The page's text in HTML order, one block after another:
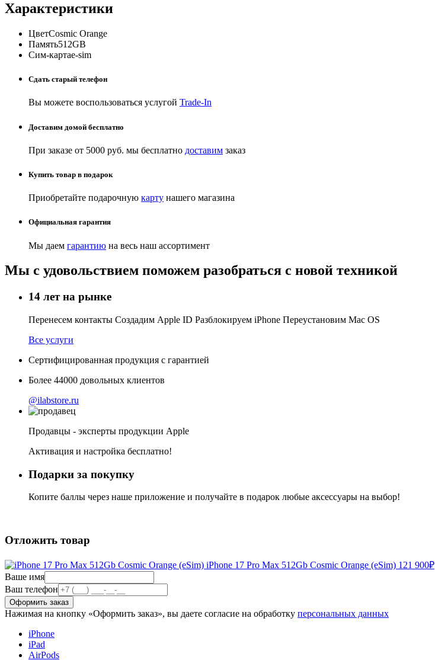
Характеристики
ЦветCosmic Orange
Память512GB
Сим-картаe-sim
Сдать старый телефон
Вы можете воспользоваться услугой Trade-In
Доставим домой бесплатно
При заказе от 5000 руб. мы бесплатно доставим заказ
Купить товар в подарок
Приобретайте подарочную карту нашего магазина
Официальная гарантия
Мы даем гарантию на весь наш ассортимент
Мы с удовольствием поможем разобраться с новой техникой
14 лет на рынке
Перенесем контакты Создадим Apple ID Разблокируем iPhone Переустановим Mac OS
Все услуги
Сертифицированная продукция с гарантией
Более 44000 довольных клиентов
@ilabstore.ru
Продавцы - эксперты продукции Apple
Активация и настройка бесплатно!
Подарки за покупку
Копите баллы через наше приложение и получайте в подарок любые аксессуары на выбор!
Отложить товар
iPhone 17 Pro Max 512Gb Cosmic Orange (eSim) 121 900₽
Ваше имя
Ваш телефон
Нажимая на кнопку «Оформить заказ», вы даете согласие на обработку персональных данных
iPhone
iPad
AirPods